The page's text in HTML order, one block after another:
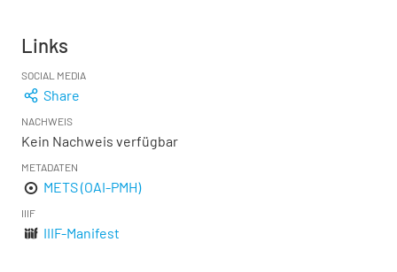
Links
SOCIAL MEDIA
Share
NACHWEIS
Kein Nachweis verfügbar
METADATEN
METS (OAI-PMH)
IIIF
IIIF-Manifest